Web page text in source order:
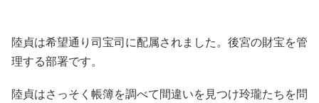
陸貞は希望通り司宝司に配属されました。後宮の財宝を管
理する部署です。
陸貞はさっそく帳簿を調べて間違いを見つけ玲瓏たちを問